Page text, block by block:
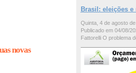
novas
Brasil: eleições
Quinta, 4 de agosto
Publicado em 04/08/
Fattorelli O problema